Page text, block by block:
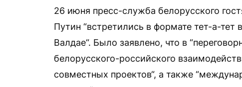
26 июня пресс-служба белорусского
Путин “встретились в формате тет-а-тет
Валдае“. Было заявлено, что в
белорусского-российского
совместных проектов“, а также